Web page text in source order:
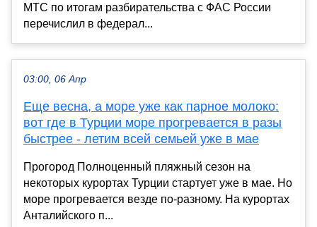
МТС по итогам разбирательства с ФАС России
перечислил в федерал...
03:00, 06 Апр
Еще весна, а море уже как парное молоко:
вот где в Турции море прогревается в разы
быстрее - летим всей семьей уже в мае
Прогород Полноценный пляжный сезон на
некоторых курортах Турции стартует уже в мае. Но
море прогревается везде по-разному. На курортах
Анталийского п...